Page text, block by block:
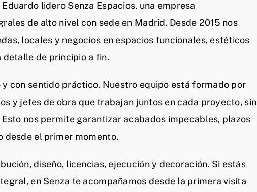
lidero Senza Espacios, una empresa
de alto nivel con sede en Madrid. Desde 2015 nos
locales y negocios en espacios funcionales, estéticos
detalle de principio a fin.
y con sentido práctico. Nuestro equipo está formado por
y jefes de obra que trabajan juntos en cada proyecto, sin
nos permite garantizar acabados impecables, plazos
desde el primer momento.
diseño, licencias, ejecución y decoración. Si estás
en Senza te acompañamos desde la primera visita